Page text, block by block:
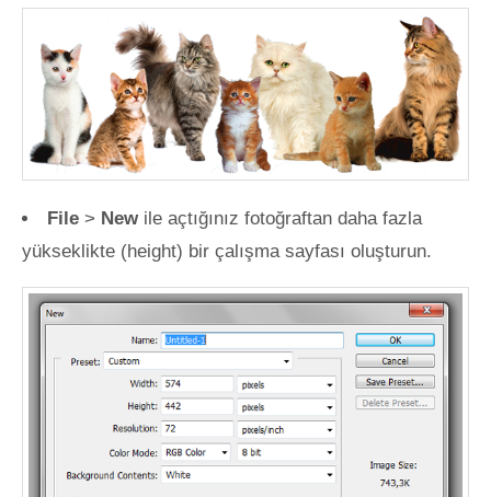
File > New ile açtığınız fotoğraftan daha fazla
yükseklikte (height) bir çalışma sayfası oluşturun.